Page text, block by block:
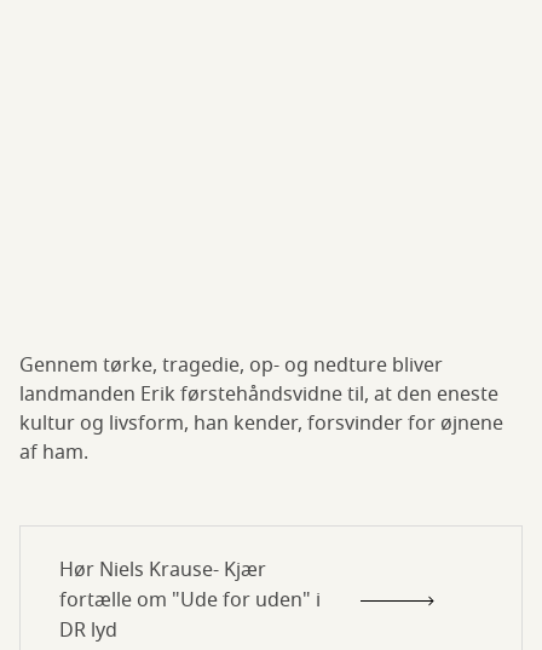
Gennem tørke, tragedie, op- og nedture bliver
landmanden Erik førstehåndsvidne til, at den eneste
kultur og livsform, han kender, forsvinder for øjnene
af ham.
Hør Niels Krause- Kjær
fortælle om "Ude for uden" i
DR lyd